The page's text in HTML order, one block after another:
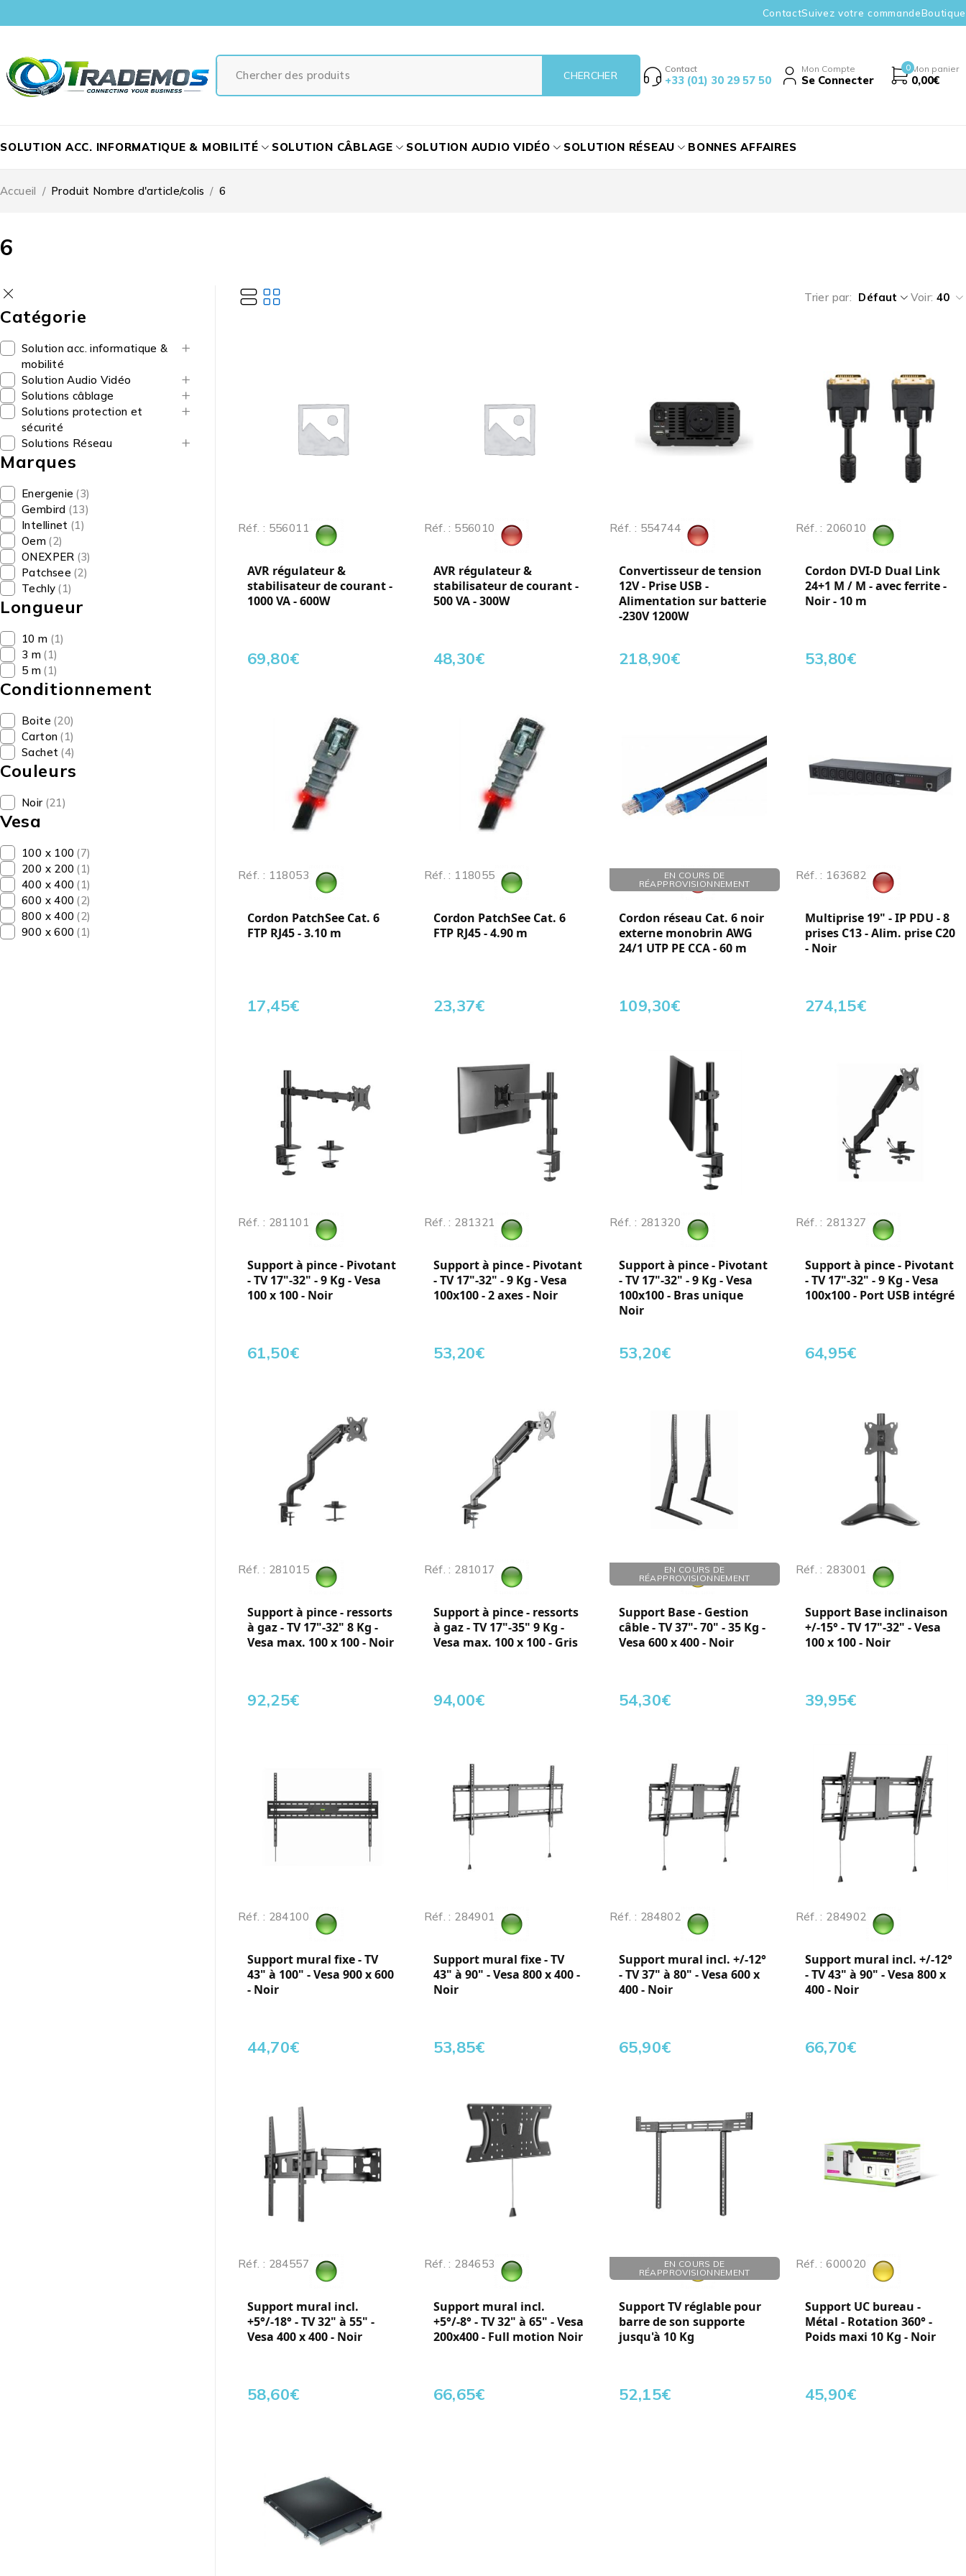
ContactSuivez votre commandeBoutique
Contact
+33 (01) 30 29 57 50
Mon Compte
Se Connecter
0 Mon panier
0,00€
SOLUTION ACC. INFORMATIQUE & MOBILITÉ SOLUTION CÂBLAGE SOLUTION AUDIO VIDÉO SOLUTION RÉSEAU BONNES AFFAIRES
6
Accueil / Produit Nombre d'article/colis / 6
Catégorie
Solution acc. informatique &
mobilité
Solution Audio Vidéo
Solutions câblage
Solutions protection et
sécurité
Solutions Réseau
Marques
Energenie (3)
Gembird (13)
Intellinet (1)
Oem (2)
ONEXPER (3)
Patchsee (2)
Techly (1)
Longueur
10 m (1)
3 m (1)
5 m (1)
Conditionnement
Boite (20)
Carton (1)
Sachet (4)
Couleurs
Noir (21)
Vesa
100 x 100 (7)
200 x 200 (1)
400 x 400 (1)
600 x 400 (2)
800 x 400 (2)
900 x 600 (1)
Trier par Défaut Voir: 40
Réf. : 556011
AVR régulateur &
stabilisateur de courant -
1000 VA - 600W
69,80€
Réf. : 556010
AVR régulateur &
stabilisateur de courant -
500 VA - 300W
48,30€
Réf. : 554744
Convertisseur de tension
12V - Prise USB -
Alimentation sur batterie
-230V 1200W
218,90€
Réf. : 206010
Cordon DVI-D Dual Link
24+1 M / M - avec ferrite -
Noir - 10 m
53,80€
Réf. : 118053
Cordon PatchSee Cat. 6
FTP RJ45 - 3.10 m
17,45€
Réf. : 118055
Cordon PatchSee Cat. 6
FTP RJ45 - 4.90 m
23,37€
EN COURS DE
RÉAPPROVISIONNEMENT
Réf. : 170249
Cordon réseau Cat. 6 noir
externe monobrin AWG
24/1 UTP PE CCA - 60 m
109,30€
Réf. : 163682
Multiprise 19" - IP PDU - 8
prises C13 - Alim. prise C20
- Noir
274,15€
Réf. : 281101
Support à pince - Pivotant
- TV 17"-32" - 9 Kg - Vesa
100 x 100 - Noir
61,50€
Réf. : 281321
Support à pince - Pivotant
- TV 17"-32" - 9 Kg - Vesa
100x100 - 2 axes - Noir
53,20€
Réf. : 281320
Support à pince - Pivotant
- TV 17"-32" - 9 Kg - Vesa
100x100 - Bras unique
Noir
53,20€
Réf. : 281327
Support à pince - Pivotant
- TV 17"-32" - 9 Kg - Vesa
100x100 - Port USB intégré
64,95€
Réf. : 281015
Support à pince - ressorts
à gaz - TV 17"-32" 8 Kg -
Vesa max. 100 x 100 - Noir
92,25€
Réf. : 281017
Support à pince - ressorts
à gaz - TV 17"-35" 9 Kg -
Vesa max. 100 x 100 - Gris
94,00€
EN COURS DE
RÉAPPROVISIONNEMENT
Réf. : 283700
Support Base - Gestion
câble - TV 37"- 70" - 35 Kg -
Vesa 600 x 400 - Noir
54,30€
Réf. : 283001
Support Base inclinaison
+/-15° - TV 17"-32" - Vesa
100 x 100 - Noir
39,95€
Réf. : 284100
Support mural fixe - TV
43" à 100" - Vesa 900 x 600
- Noir
44,70€
Réf. : 284901
Support mural fixe - TV
43" à 90" - Vesa 800 x 400 -
Noir
53,85€
Réf. : 284802
Support mural incl. +/-12°
- TV 37" à 80" - Vesa 600 x
400 - Noir
65,90€
Réf. : 284902
Support mural incl. +/-12°
- TV 43" à 90" - Vesa 800 x
400 - Noir
66,70€
Réf. : 284557
Support mural incl.
+5°/-18° - TV 32" à 55" -
Vesa 400 x 400 - Noir
58,60€
Réf. : 284653
Support mural incl.
+5°/-8° - TV 32" à 65" - Vesa
200x400 - Full motion Noir
66,65€
EN COURS DE
RÉAPPROVISIONNEMENT
Réf. : 289015
Support TV réglable pour
barre de son supporte
jusqu'à 10 Kg
52,15€
Réf. : 600020
Support UC bureau -
Métal - Rotation 360° -
Poids maxi 10 Kg - Noir
45,90€